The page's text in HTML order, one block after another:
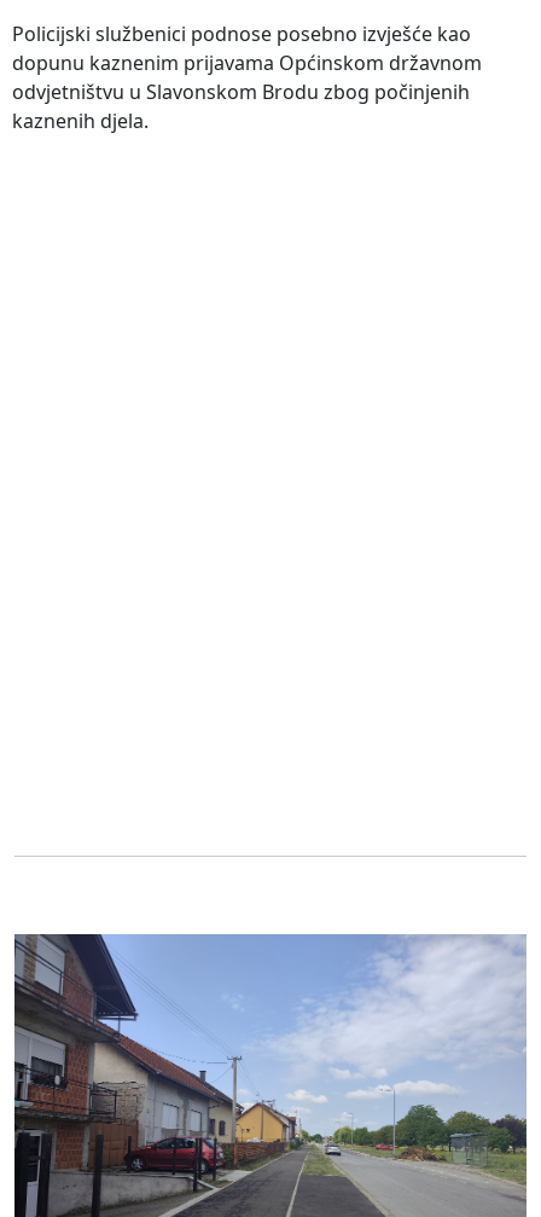
Policijski službenici podnose posebno izvješće kao
dopunu kaznenim prijavama Općinskom državnom
odvjetništvu u Slavonskom Brodu zbog počinjenih
kaznenih djela.